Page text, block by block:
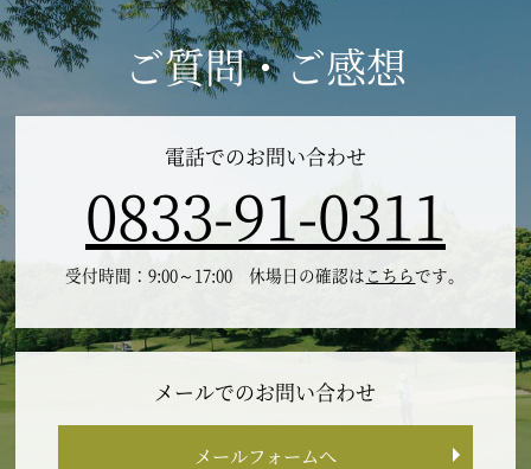
ご質問・ご感想
電話でのお問い合わせ
0833-91-0311
受付時間：9:00～17:00 休場日の確認は こちらです。
メールでのお問い合わせ
メールフォームへ